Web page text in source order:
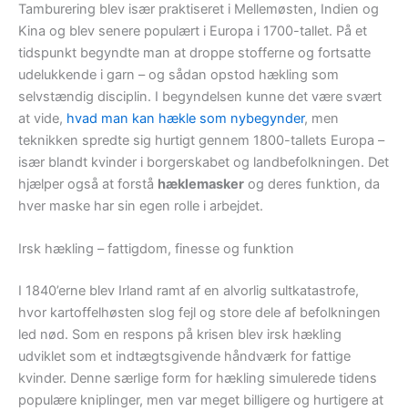
Tamburering blev især praktiseret i Mellemøsten, Indien og
Kina og blev senere populært i Europa i 1700-tallet. På et
tidspunkt begyndte man at droppe stofferne og fortsatte
udelukkende i garn – og sådan opstod hækling som
selvstændig disciplin. I begyndelsen kunne det være svært
at vide, hvad man kan hækle som nybegynder, men
teknikken spredte sig hurtigt gennem 1800-tallets Europa –
især blandt kvinder i borgerskabet og landbefolkningen. Det
hjælper også at forstå hæklemasker og deres funktion, da
hver maske har sin egen rolle i arbejdet.
Irsk hækling – fattigdom, finesse og funktion
I 1840’erne blev Irland ramt af en alvorlig sultkatastrofe,
hvor kartoffelhøsten slog fejl og store dele af befolkningen
led nød. Som en respons på krisen blev irsk hækling
udviklet som et indtægtsgivende håndværk for fattige
kvinder. Denne særlige form for hækling simulerede tidens
populære kniplinger, men var meget billigere og hurtigere at